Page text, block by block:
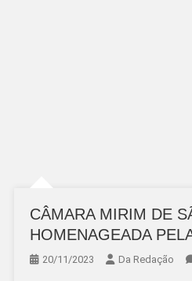
CÂMARA MIRIM DE
HOMENAGEADA
20/11/2023 Da Redação